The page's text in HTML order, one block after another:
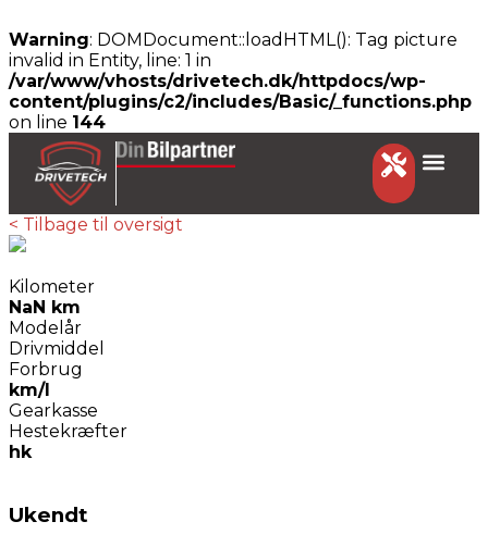
Warning: DOMDocument::loadHTML(): Tag picture
invalid in Entity, line: 1 in
/var/www/vhosts/drivetech.dk/httpdocs/wp-
content/plugins/c2/includes/Basic/_functions.php
on line 144
< Tilbage til oversigt
Kilometer
NaN km
Modelår
Drivmiddel
Forbrug
km/l
Gearkasse
Hestekræfter
hk
Ukendt